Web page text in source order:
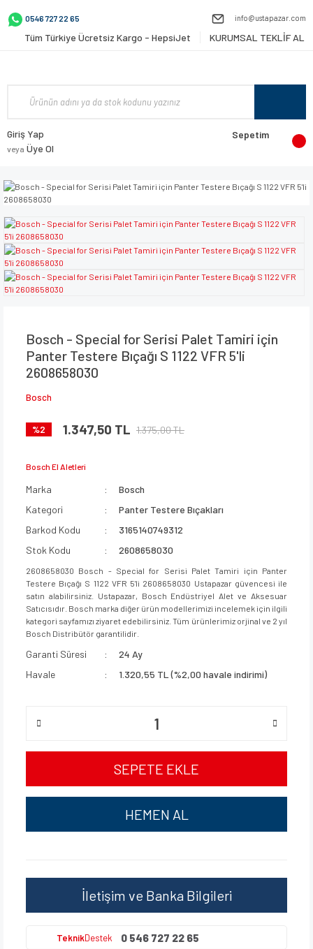
0546 727 22 65 info@ustapazar.com
Tüm Türkiye Ücretsiz Kargo - HepsiJet KURUMSAL TEKLİF AL
Giriş Yap
veya Üye Ol
Sepetim
Bosch - Special for Serisi Palet Tamiri için
Panter Testere Bıçağı S 1122 VFR 5'li
2608658030
Bosch
%2 1.347,50 TL 1.375,00 TL
Bosch El Aletleri
Marka
Bosch
Kategori
Panter Testere Bıçakları
Barkod Kodu
3165140749312
Stok Kodu
2608658030
2608658030 Bosch - Special for Serisi Palet Tamiri için Panter
Testere Bıçağı S 1122 VFR 5'li 2608658030 Ustapazar güvencesi ile
satın alabilirsiniz. Ustapazar, Bosch Endüstriyel Alet ve Aksesuar
Satıcısıdır. Bosch marka diğer ürün modellerimizi incelemek için ilgili
kategori sayfamızı ziyaret edebilirsiniz. Tüm ürünlerimiz orjinal ve 2 yıl
Bosch Distribütör garantilidir.
Garanti Süresi
24 Ay
Havale
1.320,55 TL (%2,00 havale indirimi)
SEPETE EKLE
HEMEN AL
İletişim ve Banka Bilgileri
TeknikDestek 0 546 727 22 65